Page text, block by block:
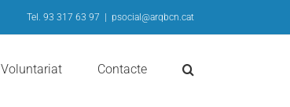
Tel. 93 317 63 97 psocial@arqbcn.cat
Voluntariat Contacte